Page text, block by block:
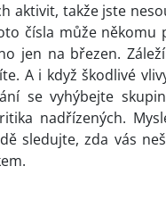
aktivit, takže jste
čísla může
jen na březen.
A i když škodlivé
se vyhýbejte
nadřízených.
sledujte, zda vás